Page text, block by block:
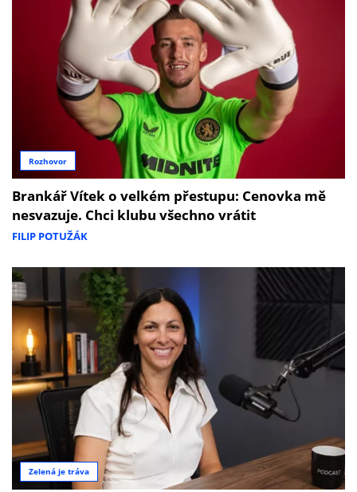
Rozhovor
Brankář Vítek o velkém přestupu: Cenovka mě
nesvazuje. Chci klubu všechno vrátit
FILIP POTUŽÁK
Zelená je tráva